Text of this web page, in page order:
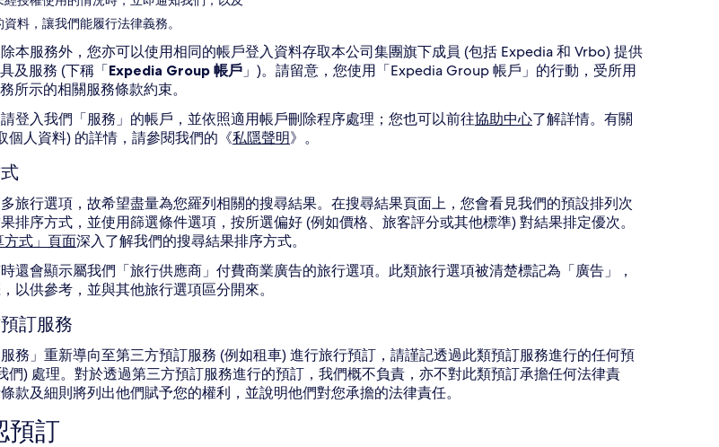
料，讓我們能履行法律義務。
本服務外，您亦可以使用相同的帳戶登入資料存取本公司集團旗下成員 (包括 Expedia 和 Vrbo) 提供
及服務 (下稱「Expedia Group 帳戶 」)。請留意，您使用「Expedia Group 帳戶」的行動，受所用
所示的相關服務條款約束。
登入我們「服務」的帳戶，並依照適用帳戶刪除程序處理；您也可以前往協助中心了解詳情。有關
個人資料) 的詳情，請參閱我們的《私隱聲明》。
旅行選項，故希望盡量為您羅列相關的搜尋結果。在搜尋結果頁面上，您會看見我們的預設排列次
排序方式，並使用篩選條件選項，按所選偏好 (例如價格、旅客評分或其他標準) 對結果排定優次。
方式」頁面深入了解我們的搜尋結果排序方式。
還會顯示屬我們「旅行供應商」付費商業廣告的旅行選項。此類旅行選項被清楚標記為「廣告」，
以供參考，並與其他旅行選項區分開來。
訂服務
務」重新導向至第三方預訂服務 (例如租車) 進行旅行預訂，請謹記透過此類預訂服務進行的任何預
們) 處理。對於透過第三方預訂服務進行的預訂，我們概不負責，亦不對此類預訂承擔任何法律責
款及細則將列出他們賦予您的權利，並說明他們對您承擔的法律責任。
預訂